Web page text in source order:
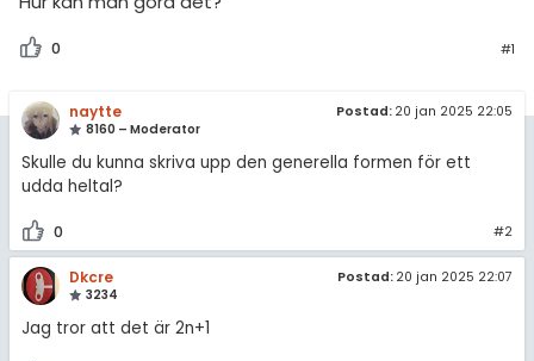
0 #1
naytte
8160 – Moderator
Postad: 20 jan 2025 22:05
Skulle du kunna skriva upp den generella formen för ett
udda heltal?
0 #2
Dkcre
3234
Postad: 20 jan 2025 22:07
Jag tror att det är 2n+1
4
Livehjälpen
Topplistor
För lärare
högskolan
(mattedelen)
diskussioner
språk
ämnen
diskussioner